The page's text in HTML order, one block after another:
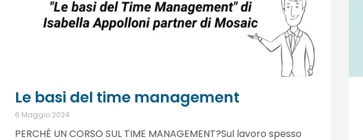
Le basi del time management
6 Maggio 2024
PERCHÉ UN CORSO SUL TIME MANAGEMENT?Sul lavoro spesso